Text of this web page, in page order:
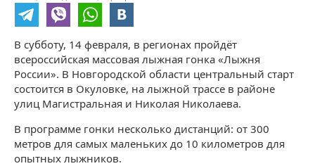
В субботу, 14 февраля, в регионах пройдёт
всероссийская массовая лыжная гонка «Лыжня
России». В Новгородской области центральный старт
состоится в Окуловке, на лыжной трассе в районе
улиц Магистральная и Николая Николаева.
В программе гонки несколько дистанций: от 300
метров для самых маленьких до 10 километров для
опытных лыжников.